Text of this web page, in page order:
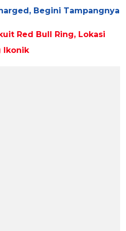
Begini Tampangnya
Red Bull Ring, Lokasi
Ikonik